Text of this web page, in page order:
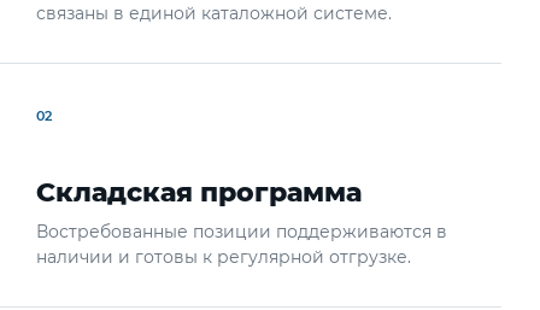
связаны в единой каталожной системе.
02
Складская программа
Востребованные позиции поддерживаются в
наличии и готовы к регулярной отгрузке.